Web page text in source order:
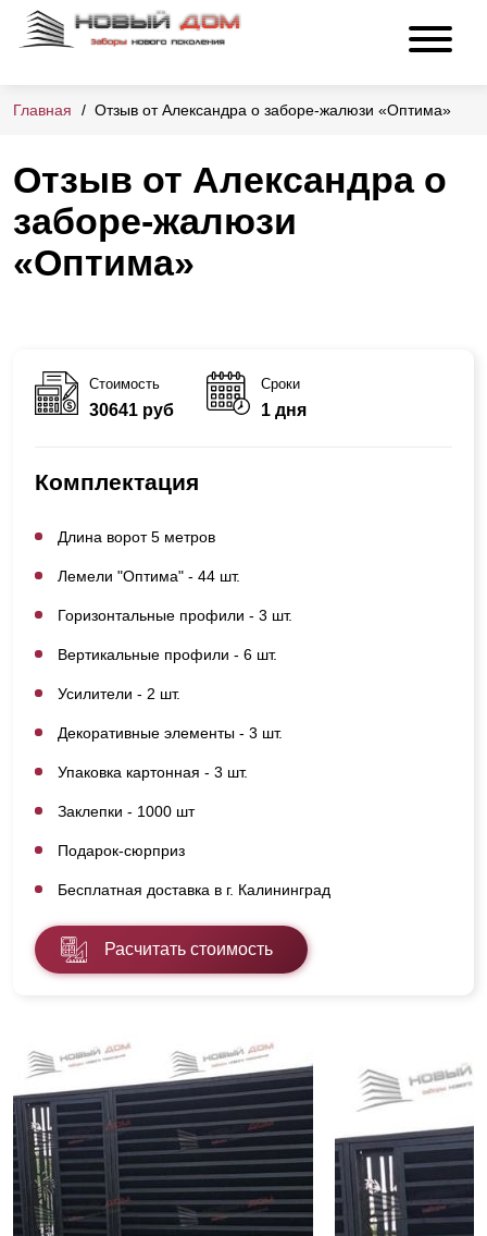
Главная Отзыв от Александра о заборе-жалюзи «Оптима»
Отзыв от Александра о
заборе-жалюзи
«Оптима»
Стоимость
30641 руб
Сроки
1 дня
Комплектация
Длина ворот 5 метров
Лемели "Оптима" - 44 шт.
Горизонтальные профили - 3 шт.
Вертикальные профили - 6 шт.
Усилители - 2 шт.
Декоративные элементы - 3 шт.
Упаковка картонная - 3 шт.
Заклепки - 1000 шт
Подарок-сюрприз
Бесплатная доставка в г. Калининград
Расчитать стоимость